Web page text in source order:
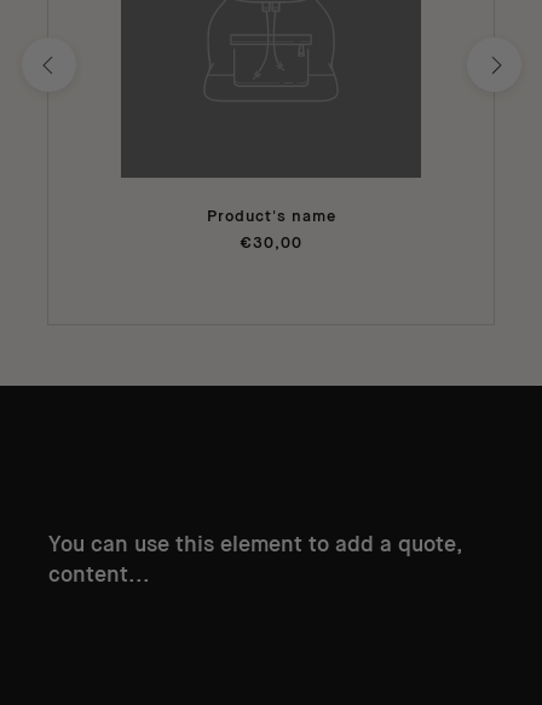
Product's name
€30,00
You can use this element to add a quote,
content...